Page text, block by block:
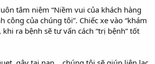
tâm niệm “Niềm vui của khách hàng
công của chúng tôi”. Chiếc xe vào “khám
ra bệnh sẽ tư vấn cách “trị bệnh” tốt